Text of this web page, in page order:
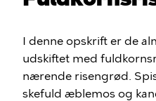
I denne opskrift er de
udskiftet med
nærende risengrød.
skefuld æblemos og